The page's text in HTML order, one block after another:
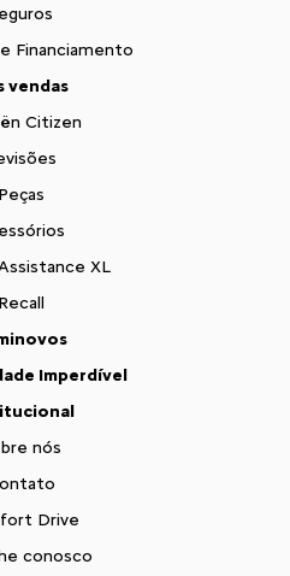
Financiamento
vendas
Citizen
Peças
XL
Recall
Imperdível
nós
Drive
conosco